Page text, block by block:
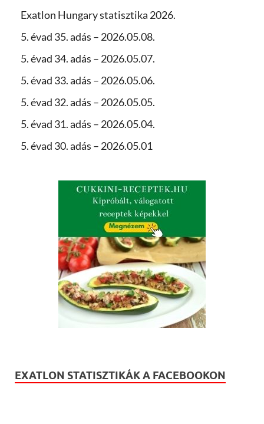
Exatlon Hungary statisztika 2026.
5. évad 35. adás – 2026.05.08.
5. évad 34. adás – 2026.05.07.
5. évad 33. adás – 2026.05.06.
5. évad 32. adás – 2026.05.05.
5. évad 31. adás – 2026.05.04.
5. évad 30. adás – 2026.05.01
EXATLON STATISZTIKÁK A FACEBOOKON